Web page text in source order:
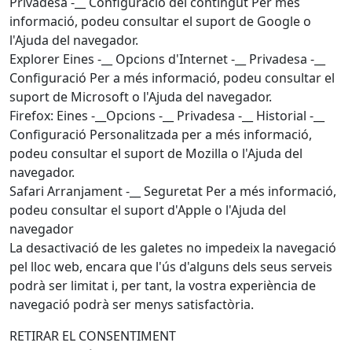
informació, podeu consultar el suport de Google o
l'Ajuda del navegador.
Explorer Eines -__ Opcions d'Internet -__ Privadesa -__
Configuració Per a més informació, podeu consultar el
suport de Microsoft o l'Ajuda del navegador.
Firefox: Eines -__Opcions -__ Privadesa -__ Historial -__
Configuració Personalitzada per a més informació,
podeu consultar el suport de Mozilla o l'Ajuda del
navegador.
Safari Arranjament -__ Seguretat Per a més informació,
podeu consultar el suport d'Apple o l'Ajuda del
navegador
La desactivació de les galetes no impedeix la navegació
pel lloc web, encara que l'ús d'alguns dels seus serveis
podrà ser limitat i, per tant, la vostra experiència de
navegació podrà ser menys satisfactòria.
RETIRAR EL CONSENTIMENT